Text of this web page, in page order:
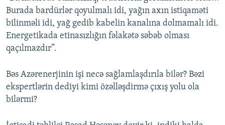
Burada bardürlər qoyulmalı idi, yağın axın istiqaməti
bilinməli idi, yağ gedib kabelin kanalına dolmamalı idi.
Energetikada etinasızlığın fəlakətə səbəb olması
qaçılmazdır”.
Bəs Azərenerjinin işi necə sağlamlaşdırıla bilər? Bəzi
ekspertlərin dediyi kimi özəlləşdirmə çıxış yolu ola
bilərmi?